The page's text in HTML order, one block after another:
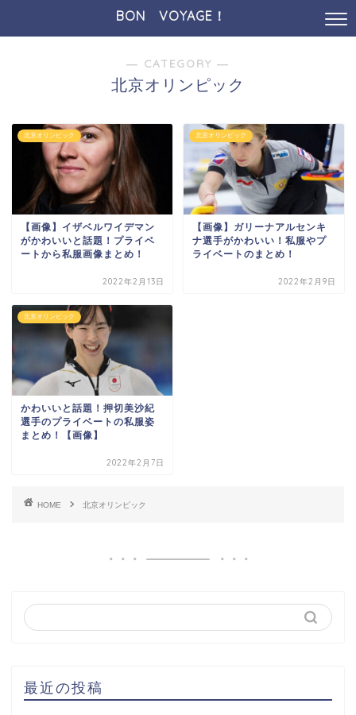
BON VOYAGE！
― CATEGORY ―
北京オリンピック
北京オリンピック
【画像】イザベルワイデマン
がかわいいと話題！プライベ
ートから私服画像まとめ！
2022年2月13日
北京オリンピック
【画像】ガリーナアルセンキ
ナ選手がかわいい！私服やプ
ライベートのまとめ！
2022年2月9日
北京オリンピック
かわいいと話題！押切美沙紀
選手のプライベートの私服姿
まとめ！【画像】
2022年2月7日
HOME 北京オリンピック
最近の投稿